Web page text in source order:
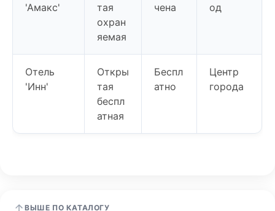
'Амакс'
тая
охран
яемая
чена
од
Отель
'Инн'
Откры
тая
беспл
атная
Беспл
атно
Центр
города
ВЫШЕ ПО КАТАЛОГУ